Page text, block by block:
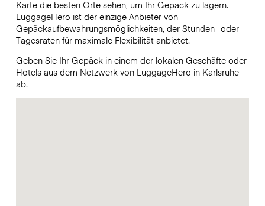
Karte die besten Orte sehen, um Ihr Gepäck zu lagern.
LuggageHero ist der einzige Anbieter von
Gepäckaufbewahrungsmöglichkeiten, der Stunden- oder
Tagesraten für maximale Flexibilität anbietet.
Geben Sie Ihr Gepäck in einem der lokalen Geschäfte oder
Hotels aus dem Netzwerk von LuggageHero in Karlsruhe
ab.